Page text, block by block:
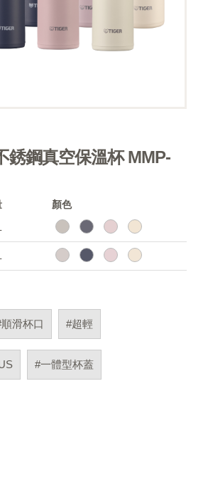
銹鋼真空保溫杯 MMP-
顏色
滑杯口 #超輕
#一體型杯蓋